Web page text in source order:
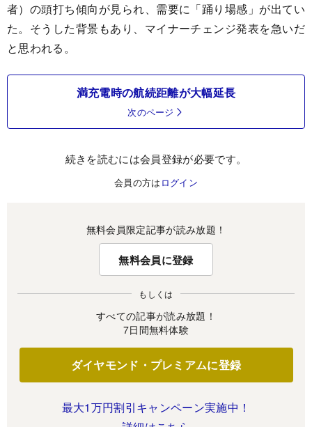
者）の頭打ち傾向が見られ、需要に「踊り場感」が出てい
た。そうした背景もあり、マイナーチェンジ発表を急いだ
と思われる。
満充電時の航続距離が大幅延長
次のページ
続きを読むには会員登録が必要です。
会員の方は ログイン
無料会員限定記事が読み放題！
無料会員に登録
もしくは
すべての記事が読み放題！
7日間無料体験
ダイヤモンド・プレミアムに登録
最大1万円割引キャンペーン実施中！